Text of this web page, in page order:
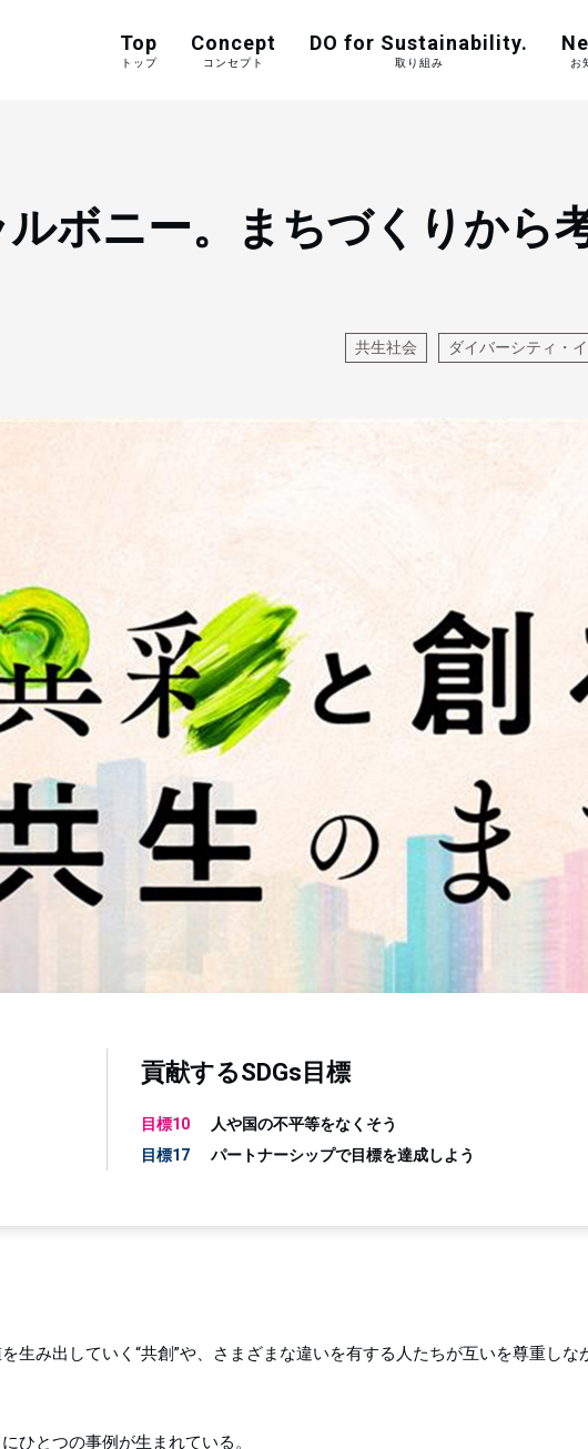
Top
トップ
Concept
コンセプト
DO for Sustainability.
取り組み お
ボニー。まちづくりから
共生社会 ダイバーシティ・
貢献するSDGs目標
目標10
人や国の不平等をなくそう
目標17
パートナーシップで目標を達成しよう
生み出していく“共創”や、さまざまな違いを有する人たちが互いを尊重しな
ひとつの事例が生まれている。